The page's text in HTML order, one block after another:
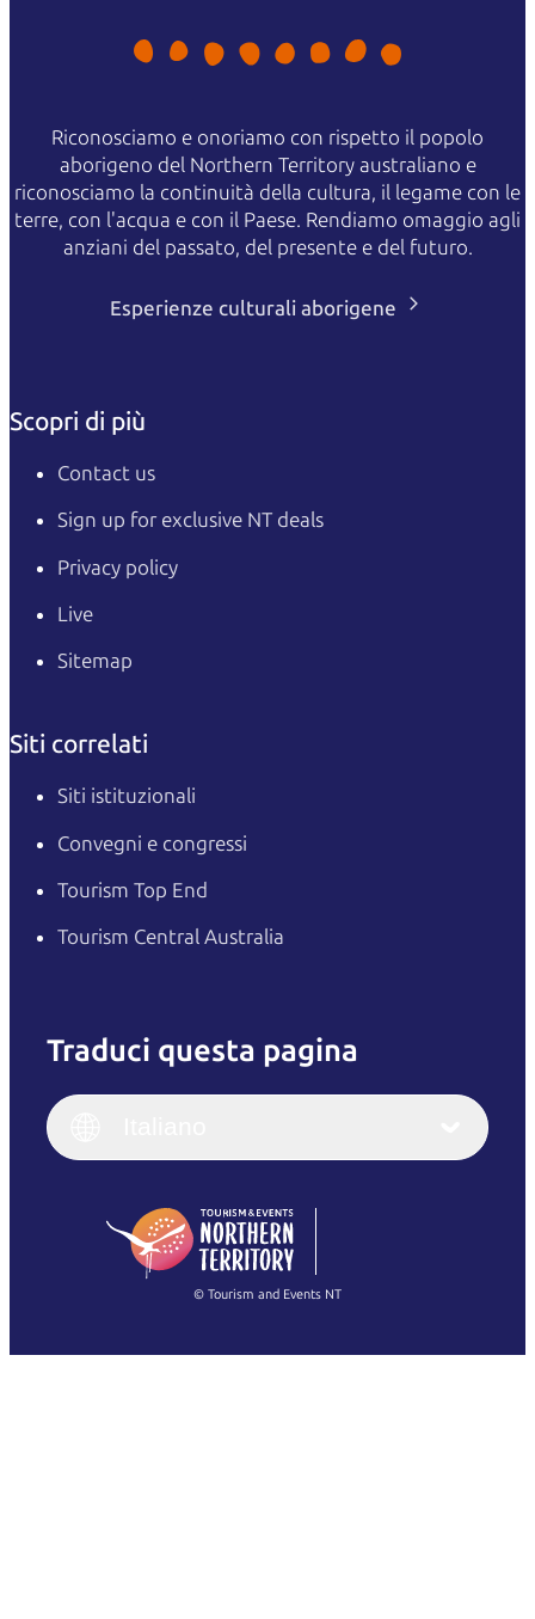
Riconosciamo e onoriamo con rispetto il popolo
aborigeno del Northern Territory australiano e
riconosciamo la continuità della cultura, il legame con le
terre, con l'acqua e con il Paese. Rendiamo omaggio agli
anziani del passato, del presente e del futuro.
Esperienze culturali aborigene
Scopri di più
Contact us
Sign up for exclusive NT deals
Privacy policy
Live
Sitemap
Siti correlati
Siti istituzionali
Convegni e congressi
Tourism Top End
Tourism Central Australia
Traduci questa pagina
English
(Singapore)
Italiano
繁體中文
© Tourism and Events NT